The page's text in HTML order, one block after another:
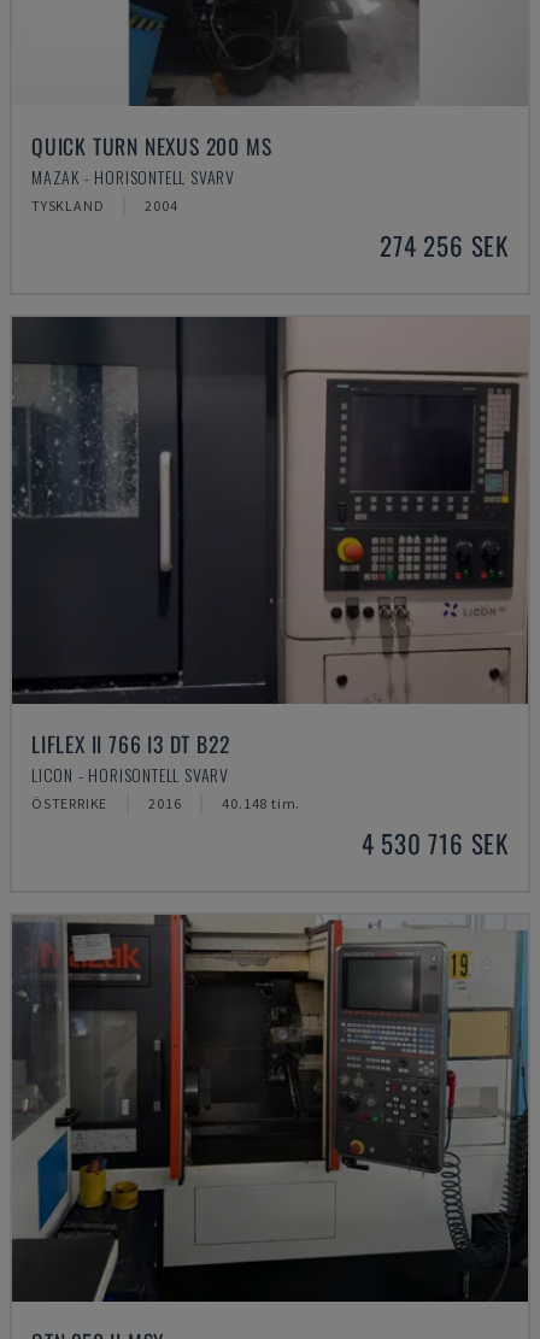
QUICK TURN NEXUS 200 MS
MAZAK - HORISONTELL SVARV
TYSKLAND 2004
274 256 SEK
LIFLEX II 766 I3 DT B22
LICON - HORISONTELL SVARV
ÖSTERRIKE 2016 40.148 tim.
4 530 716 SEK